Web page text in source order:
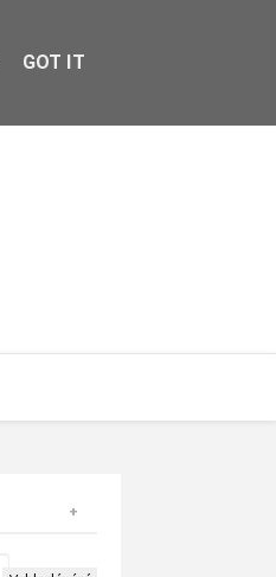
GOT IT